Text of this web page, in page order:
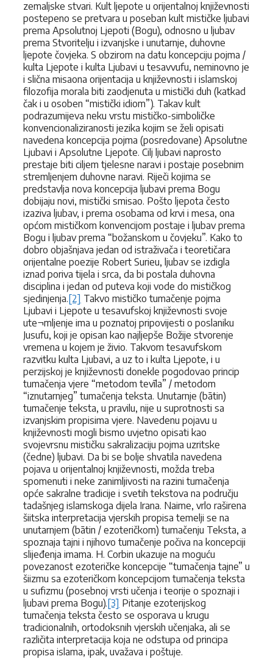
zemaljske stvari. Kult ljepote u orijentalnoj književnosti
postepeno se pretvara u poseban kult mističke ljubavi
prema Apsolutnoj Ljepoti (Bogu), odnosno u ljubav
prema Stvoritelju i izvanjske i unutarnje, duhovne
ljepote čovjeka. S obzirom na datu koncepciju pojma /
kulta Ljepote i kulta Ljubavi u tesavvufu, neminovno je
i slična misaona orijentacija u književnosti i islamskoj
filozofija morala biti zaodjenuta u mistički duh (katkad
čak i u osoben “mistički idiom”). Takav kult
podrazumijeva neku vrstu mističko-simboličke
konvencionaliziranosti jezika kojim se želi opisati
navedena koncepcija pojma (posredovane) Apsolutne
Ljubavi i Apsolutne Ljepote. Cilj ljubavi naprosto
prestaje biti ciljem tjelesne naravi i postaje posebnim
stremljenjem duhovne naravi. Riječi kojima se
predstavlja nova koncepcija ljubavi prema Bogu
dobijaju novi, mistički smisao. Pošto ljepota često
izaziva ljubav, i prema osobama od krvi i mesa, ona
općom mističkom konvencijom postaje i ljubav prema
Bogu i ljubav prema “božanskom u čovjeku”. Kako to
dobro objašnjava jedan od istraživača i teoretičara
orijentalne poezije Robert Surieu, ljubav se izdigla
iznad poriva tijela i srca, da bi postala duhovna
disciplina i jedan od puteva koji vode do mističkog
sjedinjenja. [2] Takvo mističko tumačenje pojma
Ljubavi i Ljepote u tesavufskoj književnosti svoje
ute¬mljenje ima u poznatoj pripovijesti o poslaniku
Jusufu, koji je opisan kao najljepše Božije stvorenje
vremena u kojem je živio. Takvom tesavufskom
razvitku kulta Ljubavi, a uz to i kulta Ljepote, i u
perzijskoj je književnosti donekle pogodovao princip
tumačenja vjere “metodom tevīla” / metodom
“iznutarnjeg” tumačenja teksta. Unutarnje (bātin)
tumačenje teksta, u pravilu, nije u suprotnosti sa
izvanjskim propisima vjere. Navedenu pojavu u
književnosti mogli bismo uvjetno opisati kao
svojevrsnu mističku sakralizaciju pojma uzritske
(čedne) ljubavi. Da bi se bolje shvatila navedena
pojava u orijentalnoj književnosti, možda treba
spomenuti i neke zanimljivosti na razini tumačenja
opće sakralne tradicije i svetih tekstova na području
tadašnjeg islamskoga dijela Irana. Naime, vrlo raširena
šiitska interpretacija vjerskih propisa temelji se na
unutarnjem (bātin / ezoteričkom) tumačenju Teksta, a
spoznaja tajni i njihovo tumačenje počiva na koncepciji
slijeđenja imama. H. Corbin ukazuje na moguću
povezanost ezoteričke koncepcije “tumačenja tajne” u
šiizmu sa ezoteričkom koncepcijom tumačenja teksta
u sufizmu (posebnoj vrsti učenja i teorije o spoznaji i
ljubavi prema Bogu). [3] Pitanje ezoterijskog
tumačenja teksta često se osporava u krugu
tradicionalnih, ortodoksnih vjerskih učenjaka, ali se
različita interpretacija koja ne odstupa od principa
propisa islama, ipak, uvažava i poštuje.